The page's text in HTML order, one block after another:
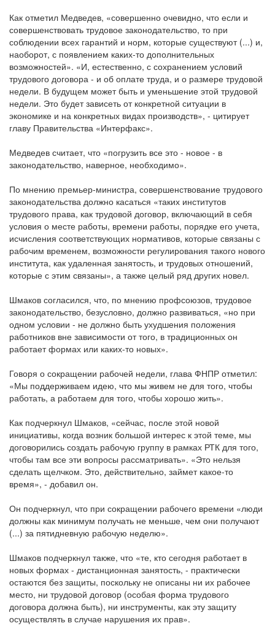
Как отметил Медведев, «совершенно очевидно, что если и
совершенствовать трудовое законодательство, то при
соблюдении всех гарантий и норм, которые существуют (...) и,
наоборот, с появлением каких-то дополнительных
возможностей». «И, естественно, с сохранением условий
трудового договора - и об оплате труда, и о размере трудовой
недели. В будущем может быть и уменьшение этой трудовой
недели. Это будет зависеть от конкретной ситуации в
экономике и на конкретных видах производств», - цитирует
главу Правительства «Интерфакс».
Медведев считает, что «погрузить все это - новое - в
законодательство, наверное, необходимо».
По мнению премьер-министра, совершенствование трудового
законодательства должно касаться «таких институтов
трудового права, как трудовой договор, включающий в себя
условия о месте работы, времени работы, порядке его учета,
исчисления соответствующих нормативов, которые связаны с
рабочим временем, возможности регулирования такого нового
института, как удаленная занятость, и трудовых отношений,
которые с этим связаны», а также целый ряд других новел.
Шмаков согласился, что, по мнению профсоюзов, трудовое
законодательство, безусловно, должно развиваться, «но при
одном условии - не должно быть ухудшения положения
работников вне зависимости от того, в традиционных он
работает формах или каких-то новых».
Говоря о сокращении рабочей недели, глава ФНПР отметил:
«Мы поддерживаем идею, что мы живем не для того, чтобы
работать, а работаем для того, чтобы хорошо жить».
Как подчеркнул Шмаков, «сейчас, после этой новой
инициативы, когда возник большой интерес к этой теме, мы
договорились создать рабочую группу в рамках РТК для того,
чтобы там все эти вопросы рассматривать». «Это нельзя
сделать щелчком. Это, действительно, займет какое-то
время», - добавил он.
Он подчеркнул, что при сокращении рабочего времени «люди
должны как минимум получать не меньше, чем они получают
(...) за пятидневную рабочую неделю».
Шмаков подчеркнул также, что «те, кто сегодня работает в
новых формах - дистанционная занятость, - практически
остаются без защиты, поскольку не описаны ни их рабочее
место, ни трудовой договор (особая форма трудового
договора должна быть), ни инструменты, как эту защиту
осуществлять в случае нарушения их прав».